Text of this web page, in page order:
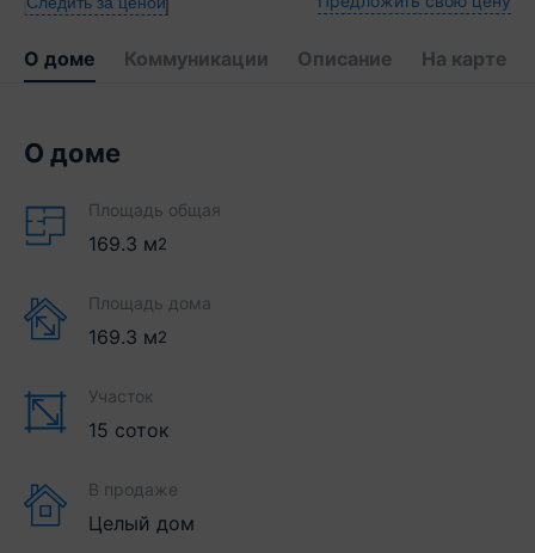
О доме Коммуникации Описание На карте
О доме
Площадь общая
169.3 м2
Площадь дома
169.3 м2
Участок
15 соток
В продаже
Целый дом